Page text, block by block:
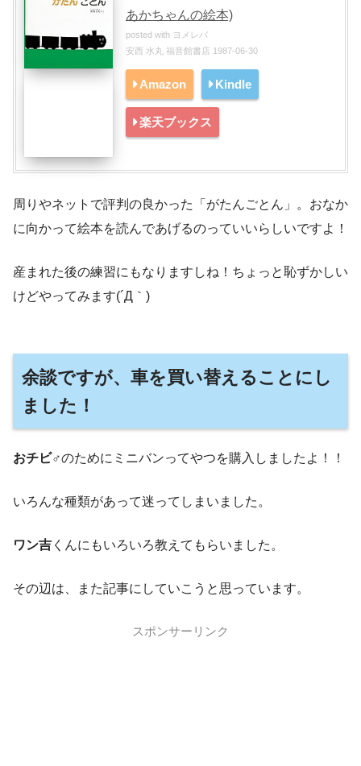
あかちゃんの絵本)
posted with ヨメレバ
安西 水丸 福音館書店 1987-06-30
Amazon Kindle
楽天ブックス
周りやネットで評判の良かった「がたんごとん」。おなか
に向かって絵本を読んであげるのっていいらしいですよ！
産まれた後の練習にもなりますしね！ちょっと恥ずかしい
けどやってみます(´Д｀)
余談ですが、車を買い替えることにし
ました！
おチビ♂のためにミニバンってやつを購入しましたよ！！
いろんな種類があって迷ってしまいました。
ワン吉 くんにもいろいろ教えてもらいました。
その辺は、また記事にしていこうと思っています。
スポンサーリンク